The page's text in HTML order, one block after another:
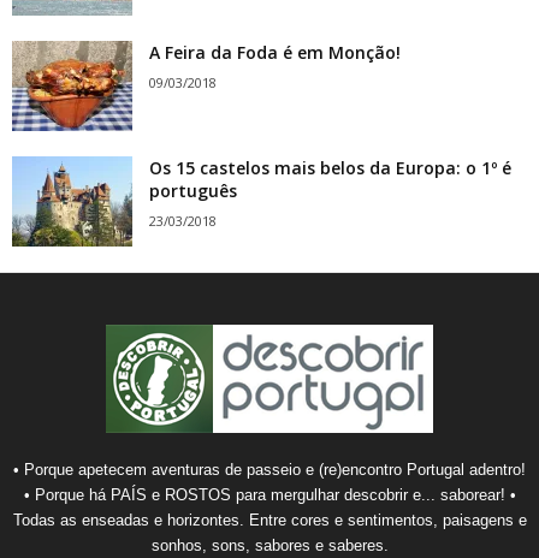
A Feira da Foda é em Monção!
09/03/2018
Os 15 castelos mais belos da Europa: o 1º é
português
23/03/2018
• Porque apetecem aventuras de passeio e (re)encontro Portugal adentro!
• Porque há PAÍS e ROSTOS para mergulhar descobrir e... saborear! •
Todas as enseadas e horizontes. Entre cores e sentimentos, paisagens e
sonhos, sons, sabores e saberes.